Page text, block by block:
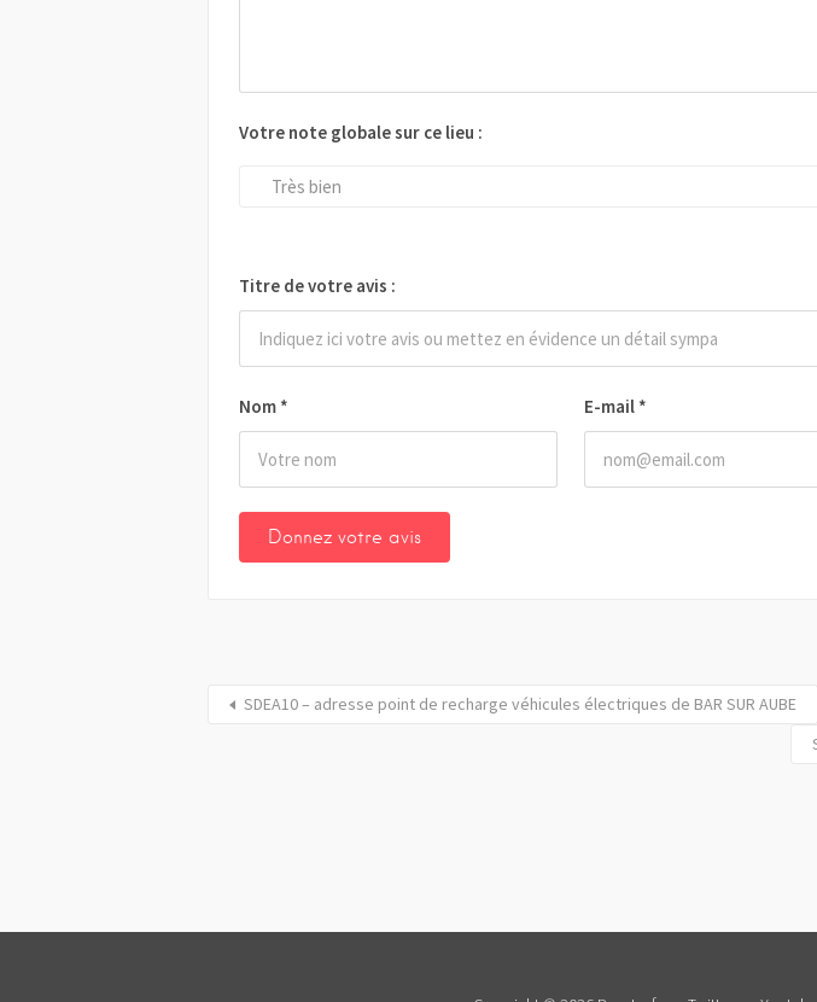
Nom * E-mail *
Votre note globale sur ce lieu :
Très bien
Titre de votre avis :
SDEA10 – adresse point de recharge véhicules électriques de BAR SUR AUBE